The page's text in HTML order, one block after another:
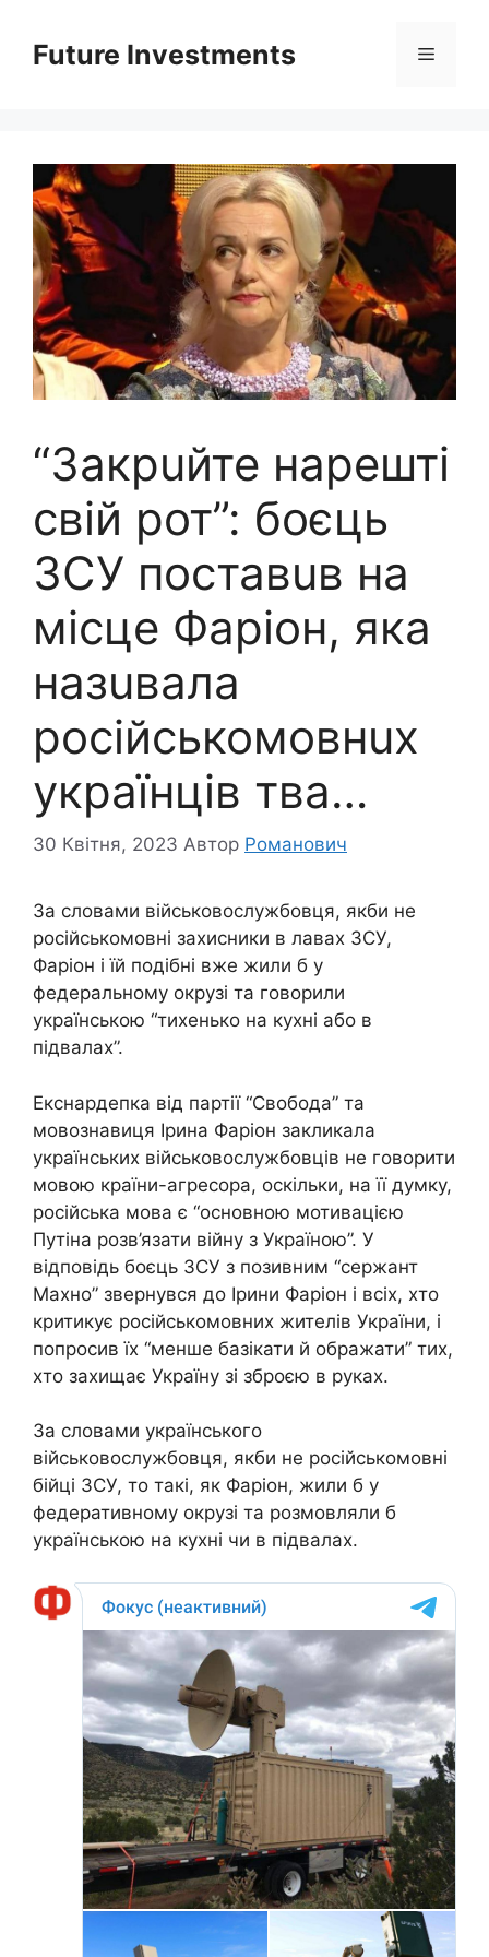
вмістуFuture Investments Меню
“Закрuйте нарешті
свій рот”: боєць
ЗСУ поставuв на
місце Фаріон, яка
назuвала
російськомовнuх
українців тва…
30 Квітня, 2023 Автор Романович
За словами військовослужбовця, якби не
російськомовні захисники в лавах ЗСУ,
Фаріон і їй подібні вже жили б у
федеральному окрузі та говорили
українською “тихенько на кухні або в
підвалах”.
Екснардепка від партії “Свобода” та
мовознавиця Ірина Фаріон закликала
українських військовослужбовців не говорити
мовою країни-агресора, оскільки, на її думку,
російська мова є “основною мотивацією
Путіна розв’язати війну з Україною”. У
відповідь боєць ЗСУ з позивним “сержант
Махно” звернувся до Ірини Фаріон і всіх, хто
критикує російськомовних жителів України, і
попросив їх “менше базікати й ображати” тих,
хто захищає Україну зі зброєю в руках.
За словами українського
військовослужбовця, якби не російськомовні
бійці ЗСУ, то такі, як Фаріон, жили б у
федеративному окрузі та розмовляли б
українською на кухні чи в підвалах.